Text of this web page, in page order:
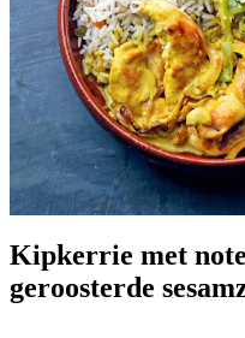
Kipkerrie met
geroosterde